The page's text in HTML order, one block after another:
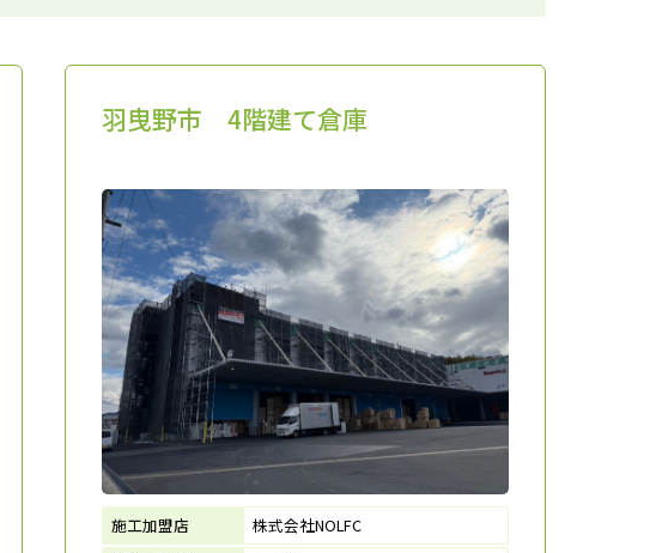
羽曳野市 4階建て倉庫
施工加盟店
株式会社NOLFC